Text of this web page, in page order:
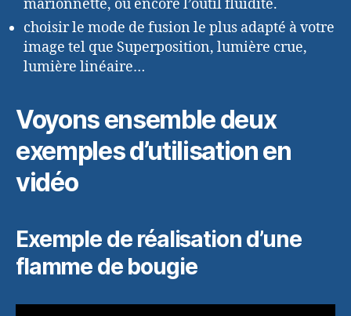
marionnette, ou encore l’outil fluidité.
choisir le mode de fusion le plus adapté à votre
image tel que Superposition, lumière crue,
lumière linéaire…
Voyons ensemble deux
exemples d’utilisation en
vidéo
Exemple de réalisation d’une
flamme de bougie